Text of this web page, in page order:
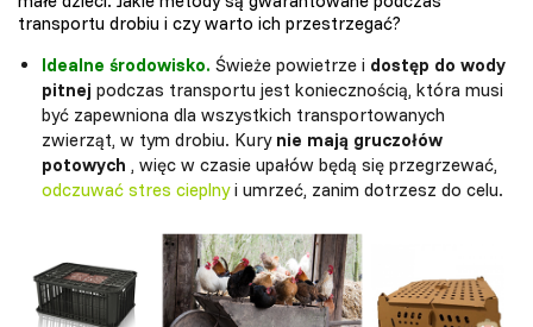
transportu drobiu i czy warto ich przestrzegać?
Idealne środowisko. Świeże powietrze i dostęp do wody
pitnej podczas transportu jest koniecznością, która musi
być zapewniona dla wszystkich transportowanych
zwierząt, w tym drobiu. Kury nie mają gruczołów
potowych , więc w czasie upałów będą się przegrzewać,
odczuwać stres cieplnyi umrzeć, zanim dotrzesz do celu.